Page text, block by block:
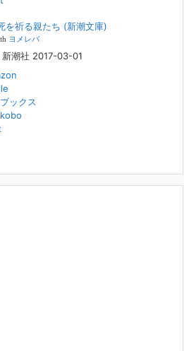
福岡放送『目撃者f』で、（株）トキワ
コワモテ“説得屋”の生き様～」続きを
の価値
い尽くされていることではありますが、
そのものを考える機会となりました。
を祈る親たち (新潮文庫)
ヨメレバ
新潮社 2017-03-01
ックス